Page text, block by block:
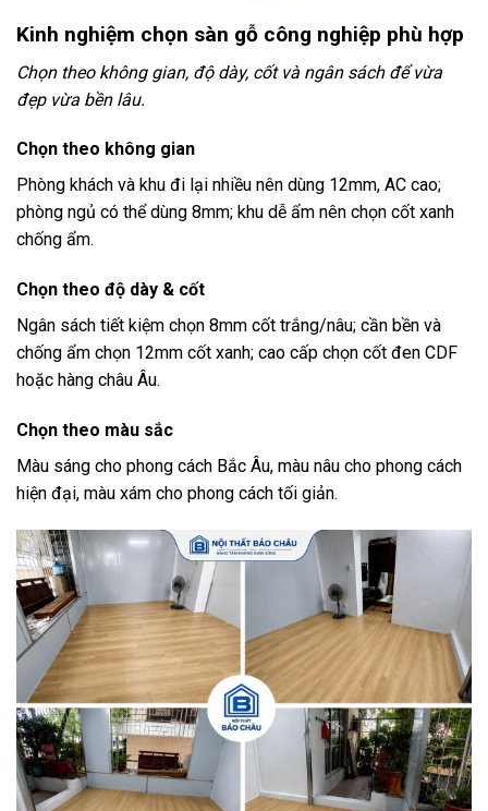
Kinh nghiệm chọn sàn gỗ công nghiệp phù hợp
Chọn theo không gian, độ dày, cốt và ngân sách để vừa
đẹp vừa bền lâu.
Chọn theo không gian
Phòng khách và khu đi lại nhiều nên dùng 12mm, AC cao;
phòng ngủ có thể dùng 8mm; khu dễ ẩm nên chọn cốt xanh
chống ẩm.
Chọn theo độ dày & cốt
Ngân sách tiết kiệm chọn 8mm cốt trắng/nâu; cần bền và
chống ẩm chọn 12mm cốt xanh; cao cấp chọn cốt đen CDF
hoặc hàng châu Âu.
Chọn theo màu sắc
Màu sáng cho phong cách Bắc Âu, màu nâu cho phong cách
hiện đại, màu xám cho phong cách tối giản.